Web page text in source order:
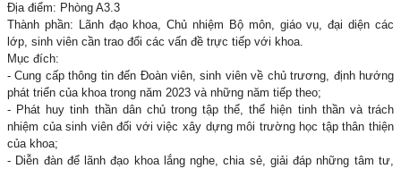
Địa điểm: Phòng A3.3
Thành phần: Lãnh đạo khoa, Chủ nhiệm Bộ môn, giáo vụ, đại diện các
lớp, sinh viên cần trao đổi các vấn đề trực tiếp với khoa.
Mục đích:
- Cung cấp thông tin đến Đoàn viên, sinh viên về chủ trương, định hướng
phát triển của khoa trong năm 2023 và những năm tiếp theo;
- Phát huy tinh thần dân chủ trong tập thể, thể hiện tinh thần và trách
nhiệm của sinh viên đối với việc xây dựng môi trường học tập thân thiện
của khoa;
- Diễn đàn để lãnh đạo khoa lắng nghe, chia sẻ, giải đáp những tâm tư,